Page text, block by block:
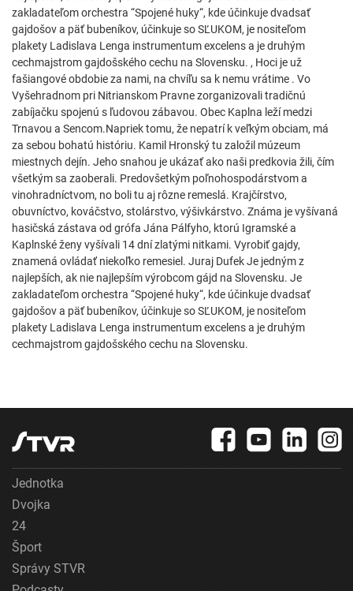
zakladateľom orchestra “Spojené huky“, kde účinkuje dvadsať
gajdošov a päť bubeníkov, účinkuje so SĽUKOM, je nositeľom
plakety Ladislava Lenga instrumentum excelens a je druhým
cechmajstrom gajdošského cechu na Slovensku. , Hoci je už
fašiangové obdobie za nami, na chvíľu sa k nemu vrátime . Vo
Vyšehradnom pri Nitrianskom Pravne zorganizovali tradičnú
zabíjačku spojenú s ľudovou zábavou. Obec Kaplna leží medzi
Trnavou a Sencom.Napriek tomu, že nepatrí k veľkým obciam, má
za sebou bohatú históriu. Kamil Hronský tu založil múzeum
miestnych dejín. Jeho snahou je ukázať ako naši predkovia žili, čím
všetkým sa zaoberali. Predovšetkým poľnohospodárstvom a
vinohradníctvom, no boli tu aj rôzne remeslá. Krajčírstvo,
obuvníctvo, kováčstvo, stolárstvo, výšivkárstvo. Známa je vyšívaná
hasičská zástava od grófa Jána Pálfyho, ktorú Igramské a
Kaplnské ženy vyšívali 14 dní zlatými nitkami. Vyrobiť gajdy,
znamená ovládať niekoľko remesiel. Juraj Dufek Je jedným z
najlepších, ak nie najlepším výrobcom gájd na Slovensku. Je
zakladateľom orchestra “Spojené huky“, kde účinkuje dvadsať
gajdošov a päť bubeníkov, účinkuje so SĽUKOM, je nositeľom
plakety Ladislava Lenga instrumentum excelens a je druhým
cechmajstrom gajdošského cechu na Slovensku.
Jednotka
Dvojka
24
Šport
Správy STVR